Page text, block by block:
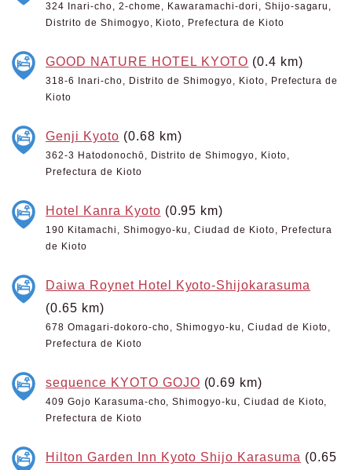
324 Inari-cho, 2-chome, Kawaramachi-dori, Shijo-sagaru,
Distrito de Shimogyo, Kioto, Prefectura de Kioto
GOOD NATURE HOTEL KYOTO (0.4 km)
318-6 Inari-cho, Distrito de Shimogyo, Kioto, Prefectura de
Kioto
Genji Kyoto (0.68 km)
362-3 Hatodonochō, Distrito de Shimogyo, Kioto,
Prefectura de Kioto
Hotel Kanra Kyoto (0.95 km)
190 Kitamachi, Shimogyo-ku, Ciudad de Kioto, Prefectura
de Kioto
Daiwa Roynet Hotel Kyoto-Shijokarasuma
(0.65 km)
678 Omagari-dokoro-cho, Shimogyo-ku, Ciudad de Kioto,
Prefectura de Kioto
sequence KYOTO GOJO (0.69 km)
409 Gojo Karasuma-cho, Shimogyo-ku, Ciudad de Kioto,
Prefectura de Kioto
Hilton Garden Inn Kyoto Shijo Karasuma (0.65